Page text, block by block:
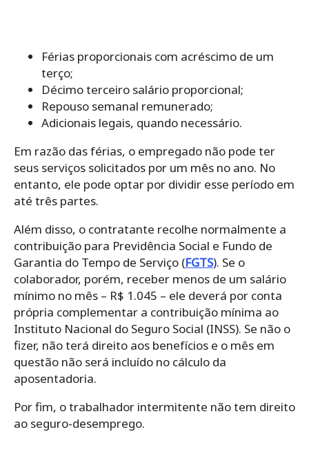
Férias proporcionais com acréscimo de um
terço;
Décimo terceiro salário proporcional;
Repouso semanal remunerado;
Adicionais legais, quando necessário.
Em razão das férias, o empregado não pode ter
seus serviços solicitados por um mês no ano. No
entanto, ele pode optar por dividir esse período em
até três partes.
Além disso, o contratante recolhe normalmente a
contribuição para Previdência Social e Fundo de
Garantia do Tempo de Serviço (FGTS). Se o
colaborador, porém, receber menos de um salário
mínimo no mês – R$ 1.045 – ele deverá por conta
própria complementar a contribuição mínima ao
Instituto Nacional do Seguro Social (INSS). Se não o
fizer, não terá direito aos benefícios e o mês em
questão não será incluído no cálculo da
aposentadoria.
Por fim, o trabalhador intermitente não tem direito
ao seguro-desemprego.